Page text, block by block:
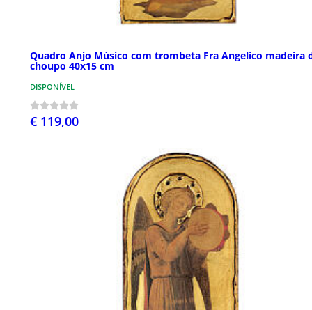
Quadro Anjo Músico com trombeta Fra Angelico madeira
choupo 40x15 cm
DISPONÍVEL
€ 119,00